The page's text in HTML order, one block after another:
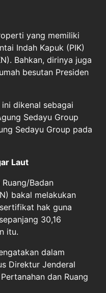
yang memiliki
Indah Kapuk (PIK)
Bahkan, dirinya juga
besutan Presiden
ini dikenal sebagai
Sedayu Group
Sedayu Group pada
Laut
Badan
bakal melakukan
hak guna
30,16
itu.
dalam
Direktur Jenderal
dan Ruang